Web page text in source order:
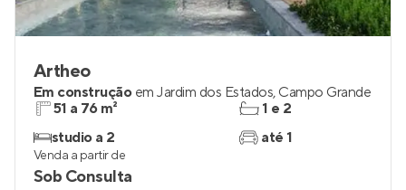
Artheo
Em construção em Jardim dos Estados, Campo Grande
51 a 76 m²
studio a 2
1 e 2
até 1
Venda a partir de
Sob Consulta